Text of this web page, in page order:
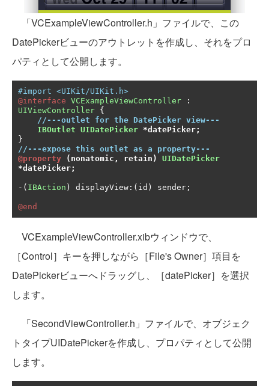
「VCExampleViewController.h」ファイルで、この
DatePickerビューのアウトレットを作成し、それをプロ
パティとして公開します。
#import <UIKit/UIKit.h>
@interface VCExampleViewController
:
UIViewController {
//---outlet for the DatePicker view---
IBOutlet UIDatePicker *datePicker;
}
//---expose this outlet as a property---
@property
( nonatomic , retain )
UIDatePicker
*datePicker;
-( IBAction ) displayView :( id ) sender ;
@end
VCExampleViewController.xibウィンドウで、
［Control］キーを押しながら［File's Owner］項目を
DatePickerビューへドラッグし、［datePicker］を選択
します。
「SecondViewController.h」ファイルで、オブジェク
トタイプUIDatePickerを作成し、プロパティとして公開
します。